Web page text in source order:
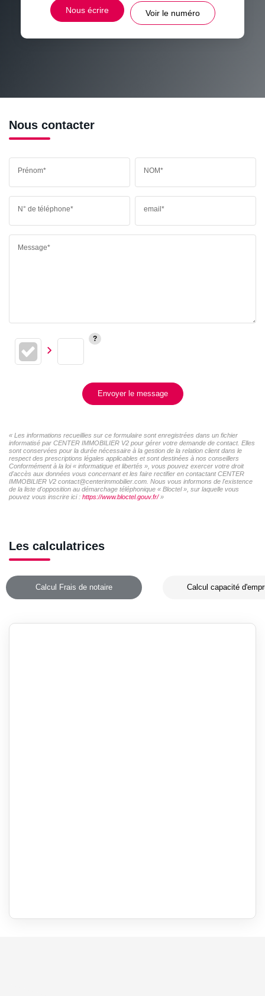
DISTANCE DE L'AÉROPORT : SUPERFICIE :
RÉSULTATS DES LYCÉES
Nous écrire Voir le numéro
Nous contacter
Prénom* NOM*
N° de téléphone* email*
Message*
Envoyer le message
« Les informations recueillies sur ce formulaire sont enregistrées dans un fichier
informatisé par CENTER IMMOBILIER V2 pour gérer votre demande de contact. Elles
sont conservées pour la durée nécessaire à la gestion de la relation client dans le
respect des prescriptions légales applicables et sont destinées à nos conseillers
Conformément à la loi « informatique et libertés », vous pouvez exercer votre droit
d'accès aux données vous concernant et les faire rectifier en contactant CENTER
IMMOBILIER V2 contact@centerimmobilier.com. Nous vous informons de l'existence
de la liste d'opposition au démarchage téléphonique « Bloctel », sur laquelle vous
pouvez vous inscrire ici : https://www.bloctel.gouv.fr/»
Les calculatrices
Calcul Frais de notaire Calcul capacité